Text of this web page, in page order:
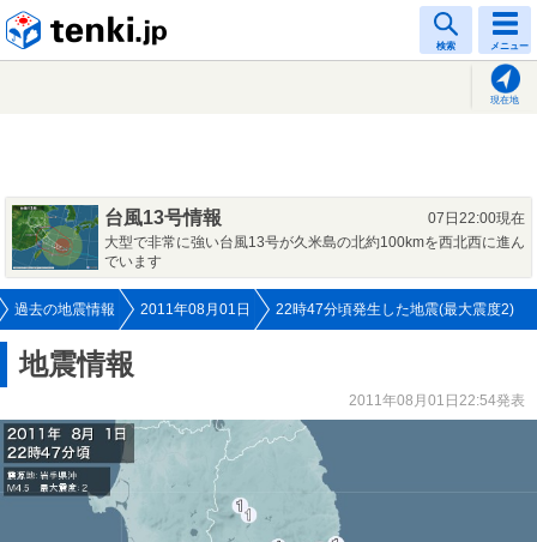
検索 メニュー
現在地
台風13号情報
07日22:00現在
大型で非常に強い台風13号が久米島の北約100kmを西北西に進ん
でいます
過去の地震情報 2011年08月01日 22時47分頃発生した地震(最大震度2)
地震情報
2011年08月01日22:54発表